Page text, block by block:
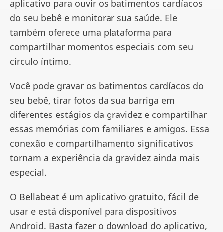
aplicativo para ouvir os batimentos cardíacos
do seu bebê e monitorar sua saúde. Ele
também oferece uma plataforma para
compartilhar momentos especiais com seu
círculo íntimo.
Você pode gravar os batimentos cardíacos do
seu bebê, tirar fotos da sua barriga em
diferentes estágios da gravidez e compartilhar
essas memórias com familiares e amigos. Essa
conexão e compartilhamento significativos
tornam a experiência da gravidez ainda mais
especial.
O Bellabeat é um aplicativo gratuito, fácil de
usar e está disponível para dispositivos
Android. Basta fazer o download do aplicativo,